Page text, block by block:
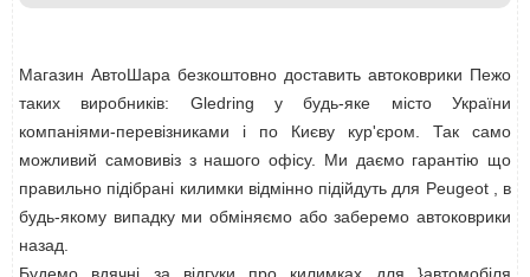
Магазин АвтоШара безкоштовно доставить автоковрики Пежо
таких виробників: Gledring у будь-яке місто України
компаніями-перевізниками і по Києву кур'єром. Так само
можливий самовивіз з нашого офісу. Ми даємо гарантію що
правильно підібрані килимки відмінно підійдуть для Peugeot , в
будь-якому випадку ми обміняємо або заберемо автоковрики
назад.